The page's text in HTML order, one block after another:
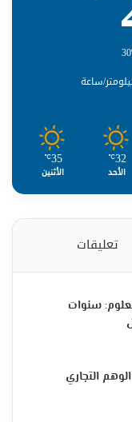
32
℃
الأحد
35
℃
الأثنين
تعليقات
سنوات
التجاري